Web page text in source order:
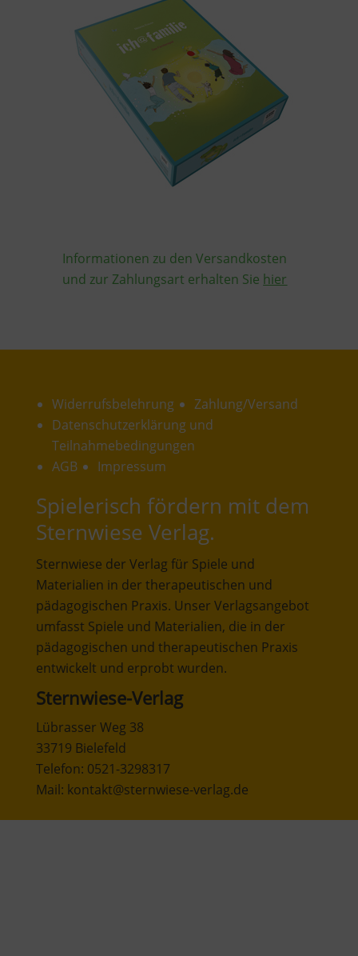
Informationen zu den Versandkosten
und zur Zahlungsart erhalten Sie hier
Widerrufsbelehrung
Zahlung/Versand
Datenschutzerklärung und
Teilnahmebedingungen
AGB
Impressum
Spielerisch fördern mit dem
Sternwiese Verlag.
Sternwiese der Verlag für Spiele und
Materialien in der therapeutischen und
pädagogischen Praxis. Unser Verlagsangebot
umfasst Spiele und Materialien, die in der
pädagogischen und therapeutischen Praxis
entwickelt und erprobt wurden.
Sternwiese-Verlag
Lübrasser Weg 38
33719 Bielefeld
Telefon: 0521-3298317
Mail: kontakt@sternwiese-verlag.de